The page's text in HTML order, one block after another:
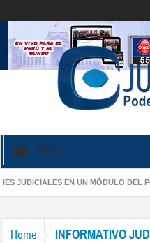
Menu
EN UN MÓDULO DEL
Home INFORMATIVO